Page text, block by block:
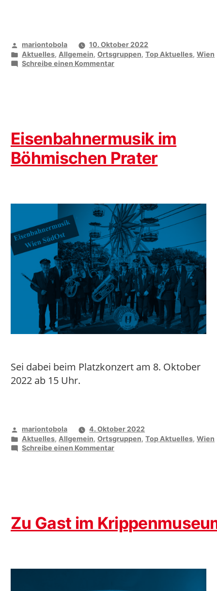
Veröffentlicht
von
mariontobola
10. Oktober 2022
Veröffentlicht
unter
Aktuelles, Allgemein,Ortsgruppen,Top Aktuelles,Wien
Schreibe einen Kommentarzu
Eisenbahnermusik im
Böhmischen Prater
Sei dabei beim Platzkonzert am 8. Oktober
2022 ab 15 Uhr.
Veröffentlicht
von
mariontobola
4. Oktober 2022
Veröffentlicht
unter
Aktuelles, Allgemein,Ortsgruppen,Top Aktuelles,Wien
Schreibe einen Kommentarzu
Zu Gast im